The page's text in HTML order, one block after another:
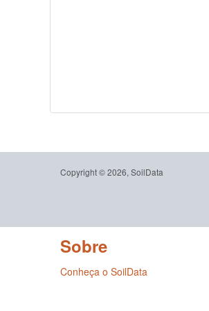
Copyright © 2026, SoilData
Sobre
Conheça o SoilData